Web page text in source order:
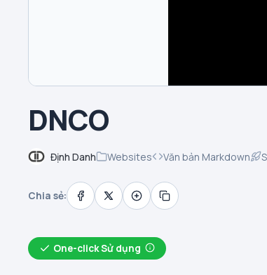
DNCO
Định Danh Websites Văn bản Markdown
Chia sẻ:
One-click Sử dụng